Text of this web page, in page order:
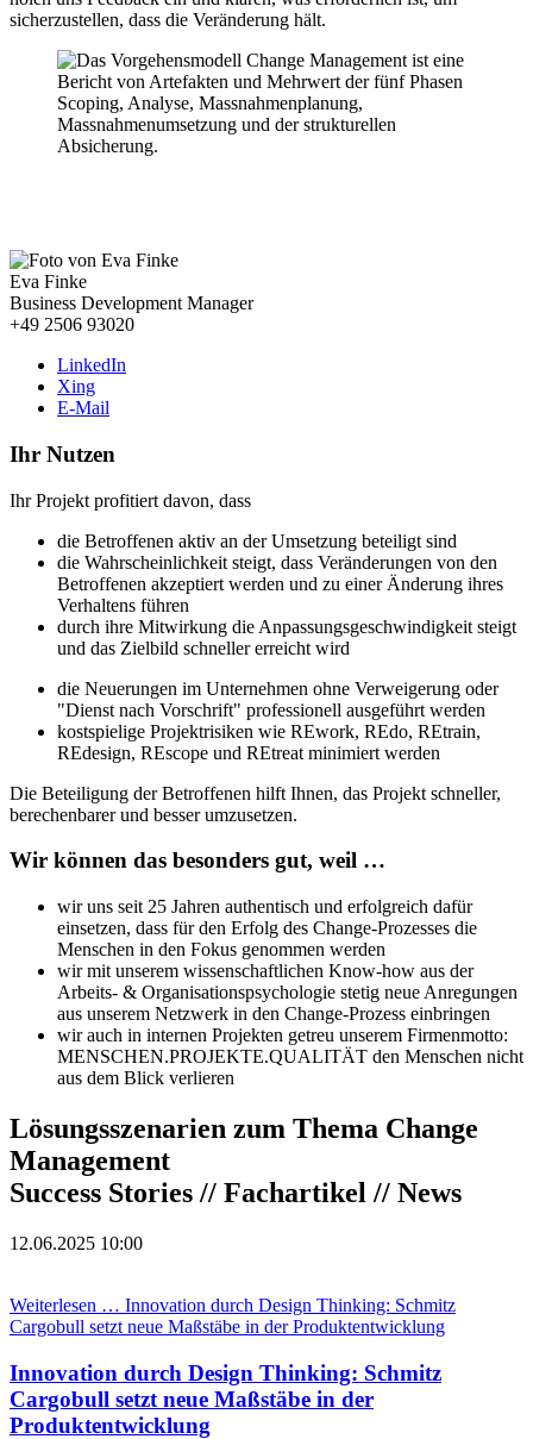
sicherzustellen, dass die Veränderung hält.
Eva Finke
Business Development Manager
+49 2506 93020
LinkedIn
Xing
E-Mail
Ihr Nutzen
Ihr Projekt profitiert davon, dass
die Betroffenen aktiv an der Umsetzung beteiligt sind
die Wahrscheinlichkeit steigt, dass Veränderungen von den
Betroffenen akzeptiert werden und zu einer Änderung ihres
Verhaltens führen
durch ihre Mitwirkung die Anpassungsgeschwindigkeit steigt
und das Zielbild schneller erreicht wird
die Neuerungen im Unternehmen ohne Verweigerung oder
"Dienst nach Vorschrift" professionell ausgeführt werden
kostspielige Projektrisiken wie REwork, REdo, REtrain,
REdesign, REscope und REtreat minimiert werden
Die Beteiligung der Betroffenen hilft Ihnen, das Projekt schneller,
berechenbarer und besser umzusetzen.
Wir können das besonders gut, weil …
wir uns seit 25 Jahren authentisch und erfolgreich dafür
einsetzen, dass für den Erfolg des Change-Prozesses die
Menschen in den Fokus genommen werden
wir mit unserem wissenschaftlichen Know-how aus der
Arbeits- & Organisationspsychologie stetig neue Anregungen
aus unserem Netzwerk in den Change-Prozess einbringen
wir auch in internen Projekten getreu unserem Firmenmotto:
MENSCHEN.PROJEKTE.QUALITÄT den Menschen nicht
aus dem Blick verlieren
Lösungsszenarien zum Thema Change
Management
Success Stories // Fachartikel // News
12.06.2025 10:00
Weiterlesen … Innovation durch Design Thinking: Schmitz
Cargobull setzt neue Maßstäbe in der Produktentwicklung
Innovation durch Design Thinking: Schmitz
Cargobull setzt neue Maßstäbe in der
Produktentwicklung